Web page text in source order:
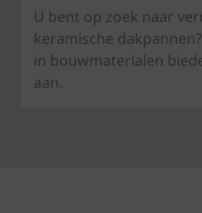
U bent op zoek naar
keramische
in bouwmaterialen
aan.